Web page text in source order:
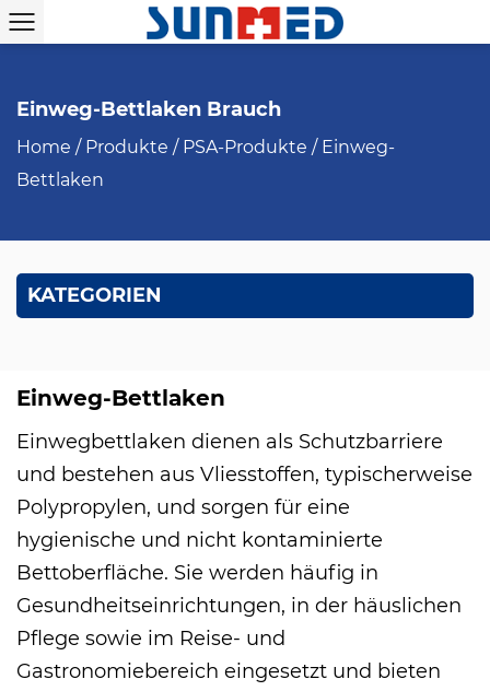
Einweg-Bettlaken Brauch
Home / Produkte / PSA-Produkte / Einweg-
Bettlaken
KATEGORIEN
Einweg-Bettlaken
Einwegbettlaken dienen als Schutzbarriere
und bestehen aus Vliesstoffen, typischerweise
Polypropylen, und sorgen für eine
hygienische und nicht kontaminierte
Bettoberfläche. Sie werden häufig in
Gesundheitseinrichtungen, in der häuslichen
Pflege sowie im Reise- und
Gastronomiebereich eingesetzt und bieten